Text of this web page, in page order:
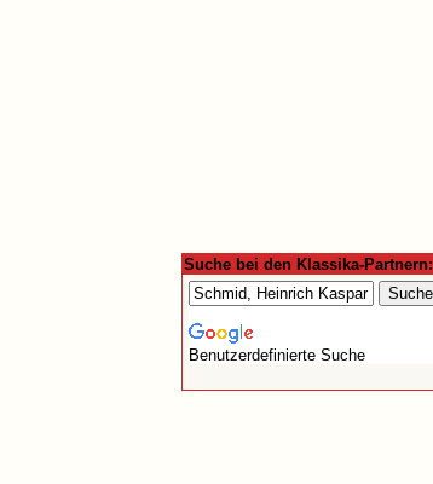
Suche bei den Klassika-Partnern:
Benutzerdefinierte Suche